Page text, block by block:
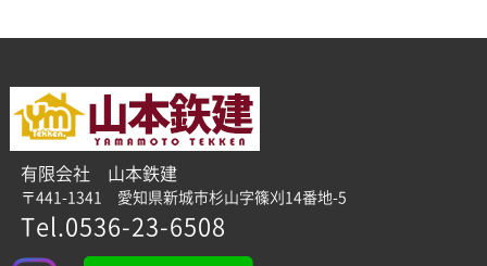
有限会社 山本鉄建
〒441-1341 愛知県新城市杉山字篠刈14番地-5
Tel.0536-23-6508